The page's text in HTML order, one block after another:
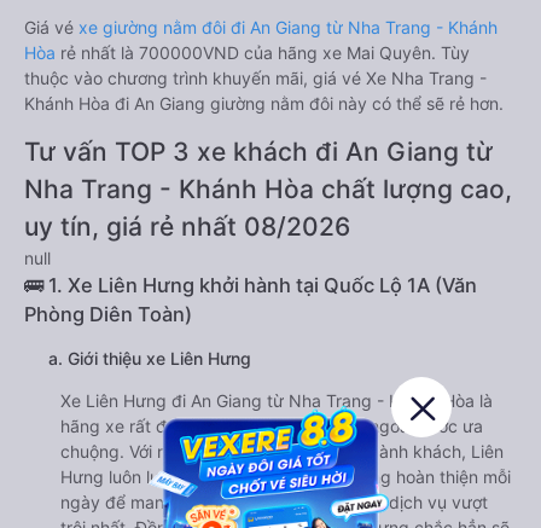
Giá vé xe giường nằm đôi đi An Giang từ Nha Trang - Khánh
Hòa rẻ nhất là 700000VND của hãng xe Mai Quyên. Tùy
thuộc vào chương trình khuyến mãi, giá vé Xe Nha Trang -
Khánh Hòa đi An Giang giường nằm đôi này có thể sẽ rẻ hơn.
Tư vấn TOP 3 xe khách đi An Giang từ
Nha Trang - Khánh Hòa chất lượng cao,
uy tín, giá rẻ nhất 08/2026
null
🚌 1. Xe Liên Hưng khởi hành tại Quốc Lộ 1A (Văn
Phòng Diên Toàn)
a. Giới thiệu xe Liên Hưng
Xe Liên Hưng đi An Giang từ Nha Trang - Khánh Hòa là
hãng xe rất được hành khách trong và ngoài nước ưa
chuộng. Với nhiều năm phục vụ vận tải hành khách, Liên
Hưng luôn luôn thấu hiểu và không ngừng hoàn thiện mỗi
ngày để mang lại cho khách hàng những dịch vụ vượt